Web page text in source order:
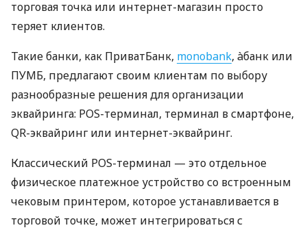
торговая точка или интернет-магазин просто
теряет клиентов.
Такие банки, как ПриватБанк, monobank, àбанк или
ПУМБ, предлагают своим клиентам по выбору
разнообразные решения для организации
эквайринга: POS-терминал, терминал в смартфоне,
QR-эквайринг или интернет-эквайринг.
Классический POS-терминал — это отдельное
физическое платежное устройство со встроенным
чековым принтером, которое устанавливается в
торговой точке, может интегрироваться с